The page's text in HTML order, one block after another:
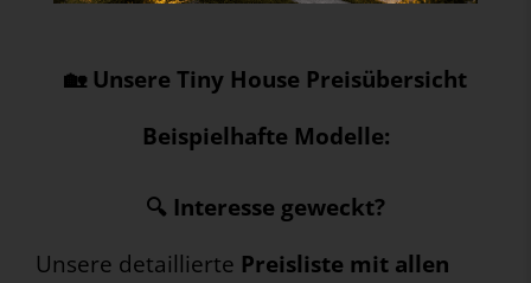
🏡 Unsere Tiny House Preisübersicht
Beispielhafte Modelle:
🔍 Interesse geweckt?
Unsere detaillierte Preisliste mit allen